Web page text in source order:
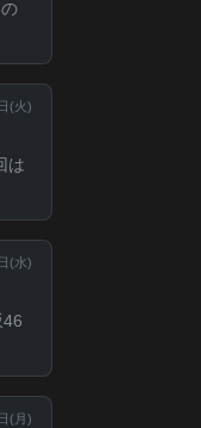
(火)
は
(水)
( 月 )